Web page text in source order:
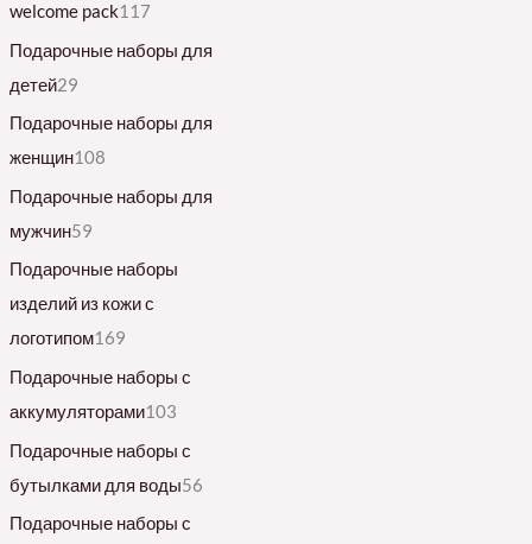
welcome pack117
Подарочные наборы для
детей29
Подарочные наборы для
женщин108
Подарочные наборы для
мужчин59
Подарочные наборы
изделий из кожи с
логотипом169
Подарочные наборы с
аккумуляторами103
Подарочные наборы с
бутылками для воды56
Подарочные наборы с